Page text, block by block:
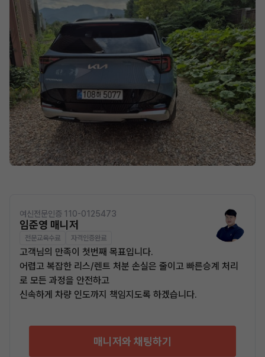
여신전문인증 110-0125473
임준영 매니저
전문교육수료 자격인증완료
고객님의 만족이 첫번째 목표입니다.
어렵고 복잡한 리스/렌트 처분 손실은 줄이고 빠른승계 처리
로 모든 과정을 안전하고
신속하게 차량 인도까지 책임지도록 하겠습니다.
매니저와 채팅하기